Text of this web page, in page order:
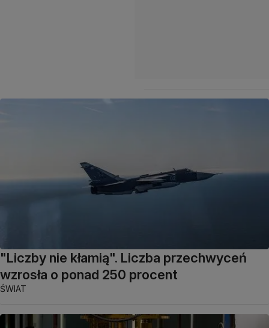
"Liczby nie kłamią". Liczba przechwyceń
wzrosła o ponad 250 procent
ŚWIAT